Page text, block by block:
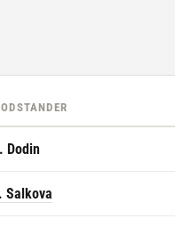
Dodin
Salkova